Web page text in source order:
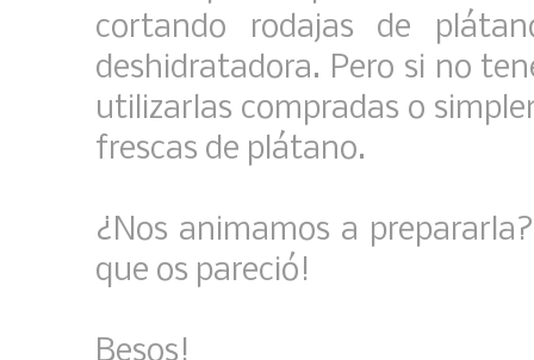
cortando rodajas de
deshidratadora. Pero si no
utilizarlas compradas o
frescas de plátano.
¿Nos animamos a
que os pareció!
Besos!